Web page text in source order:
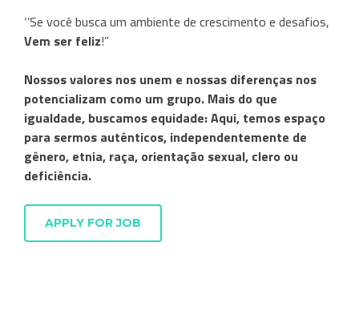
‘’Se você busca um ambiente de crescimento e desafios,
Vem ser feliz!”
Nossos valores nos unem e nossas diferenças nos
potencializam como um grupo. Mais do que
igualdade, buscamos equidade: Aqui, temos espaço
para sermos autênticos, independentemente de
gênero, etnia, raça, orientação sexual, clero ou
deficiência.
APPLY FOR JOB